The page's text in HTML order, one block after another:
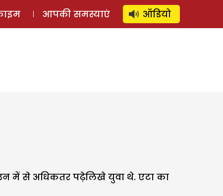
लॉग इन ⚲ SUBSCRIBE
आपकी समस्याएं ऑडियो
उन में से अधिकतर पढ़ेलिखे युवा थे. एटा का